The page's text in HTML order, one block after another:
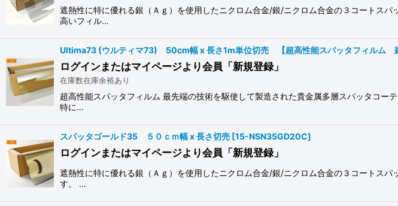
遮熱性に特に優れる銀（Ａｇ）を使用したニクロム合金/銀/ニクロム合金の３コートス
高いフィル…
Ultima73 (ウルティマ73) 50cm幅 x 長さ1m単位切売 【超高性能スパッタフィル
ログインまたはマイページより会員「新規登録」
在庫数在庫余裕あり
超高性能スパッタフィルム 最先端の技術を駆使して製造された貴金属多層スパッタコ
特に…
スパッタゴールド35 ５０ｃｍ幅 x 長さ切売 [15-NSN35GD20C]
ログインまたはマイページより会員「新規登録」
遮熱性に特に優れる銀（Ａｇ）を使用したニクロム合金/銀/ニクロム合金の３コートス
す。 …